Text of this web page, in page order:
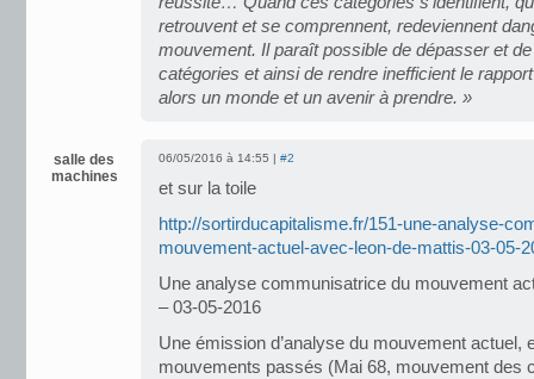
retrouvent et se comprennent, redeviennent
mouvement. Il paraît possible de dépasser et
catégories et ainsi de rendre inefficient le
alors un monde et un avenir à prendre. »
salle des
machines
06/05/2016 à 14:55 | #2
et sur la toile
http://sortirducapitalisme.fr/151-une-analyse-
mouvement-actuel-avec-leon-de-mattis-03-05-
Une analyse communisatrice du mouvement
– 03-05-2016
Une émission d’analyse du mouvement actuel,
mouvements passés (Mai 68, mouvement des